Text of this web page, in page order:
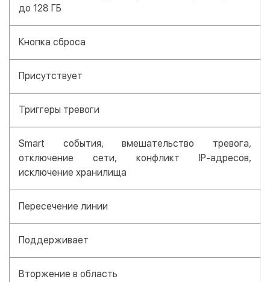
до 128 ГБ
Кнопка сброса
Присутствует
Триггеры тревоги
Smart события, вмешательство тревога,
отключение сети, конфликт IP-адресов,
исключение хранилища
Пересечение линии
Поддерживает
Вторжение в область